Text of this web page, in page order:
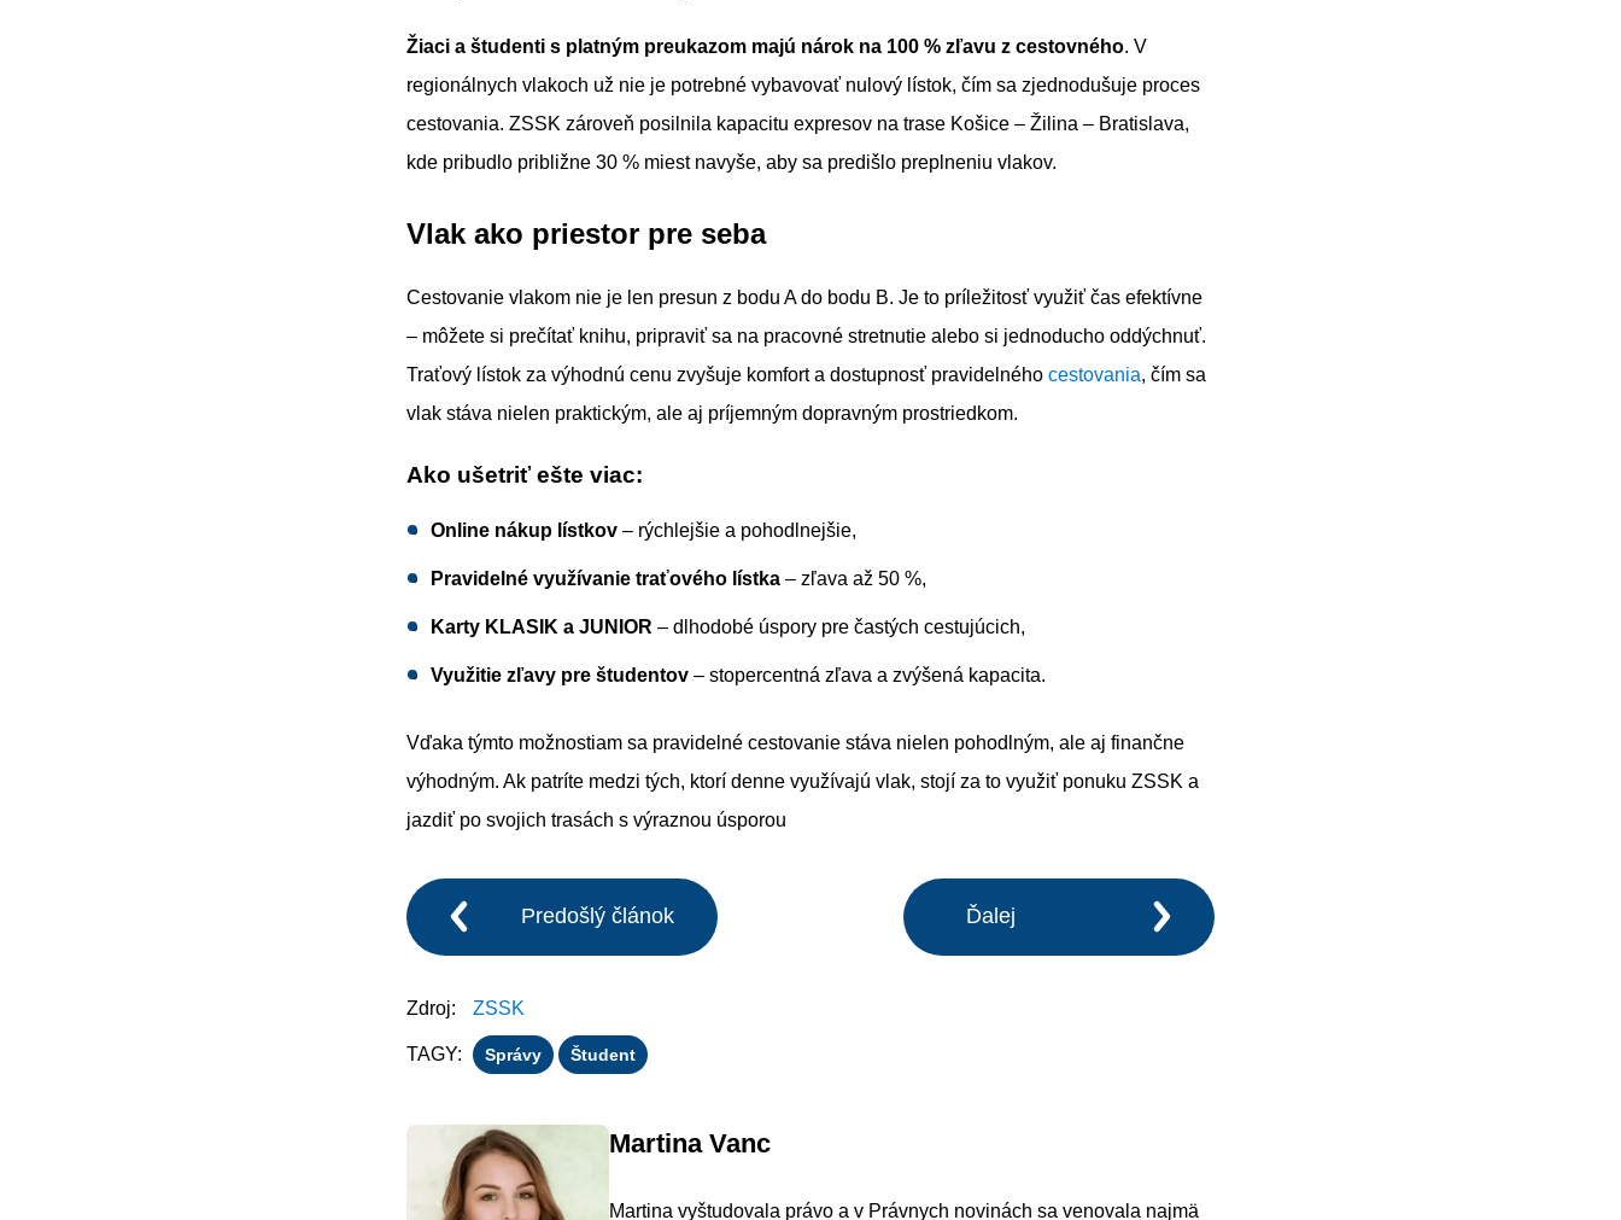
Žiaci a študenti s platným preukazom majú nárok na 100 % zľavu z cestovného. V
regionálnych vlakoch už nie je potrebné vybavovať nulový lístok, čím sa zjednodušuje proces
cestovania. ZSSK zároveň posilnila kapacitu expresov na trase Košice – Žilina – Bratislava,
kde pribudlo približne 30 % miest navyše, aby sa predišlo preplneniu vlakov.
Vlak ako priestor pre seba
Cestovanie vlakom nie je len presun z bodu A do bodu B. Je to príležitosť využiť čas efektívne
– môžete si prečítať knihu, pripraviť sa na pracovné stretnutie alebo si jednoducho oddýchnuť.
Traťový lístok za výhodnú cenu zvyšuje komfort a dostupnosť pravidelného cestovania, čím sa
vlak stáva nielen praktickým, ale aj príjemným dopravným prostriedkom.
Ako ušetriť ešte viac:
Online nákup lístkov – rýchlejšie a pohodlnejšie,
Pravidelné využívanie traťového lístka – zľava až 50 %,
Karty KLASIK a JUNIOR – dlhodobé úspory pre častých cestujúcich,
Využitie zľavy pre študentov – stopercentná zľava a zvýšená kapacita.
Vďaka týmto možnostiam sa pravidelné cestovanie stáva nielen pohodlným, ale aj finančne
výhodným. Ak patríte medzi tých, ktorí denne využívajú vlak, stojí za to využiť ponuku ZSSK a
jazdiť po svojich trasách s výraznou úsporou
Predošlý článok Ďalej
Zdroj: ZSSK
TAGY: Správy Študent
Martina Vanc
Martina vyštudovala právo a v Právnych novinách sa venovala najmä